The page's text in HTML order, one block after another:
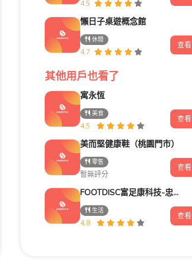
4.5
懶日子桌遊概念館
休閒
4.7
查看
其他用戶也看了
寓永恆
美食
4.5
查看
美而堅健康鞋（桃園門市）
零售
暫無評分
查看
FOOTDISC富足康科技-忠孝直營門市
生活
4.8
查看